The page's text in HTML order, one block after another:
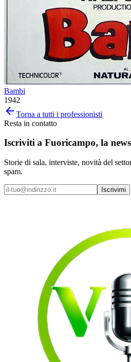
Bambi
1942
Torna a tutti i professionisti
Resta in contatto
Iscriviti a Fuoricampo, la
Storie di sala, interviste, novità del
spam.
Iscrivimi